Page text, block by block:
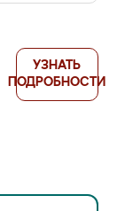
УЗНАТЬ
ПОДРОБНОСТИ